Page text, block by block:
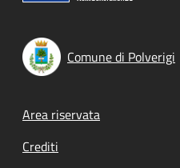
Comune di Polverigi
Footer menu
Area riservata
Crediti